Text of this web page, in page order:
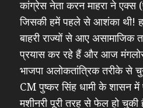
कांग्रेस नेता करन माहरा ने एक्स
जिसकी हमें पहले से आशंका थी!
बाहरी राज्यों से आए असामाजिक
प्रयास कर रहे हैं और आज मंगलोर
भाजपा अलोकतांत्रिक तरीके से
CM पुष्कर सिंह धामी के शासन
मशीनरी पूरी तरह से फेल हो